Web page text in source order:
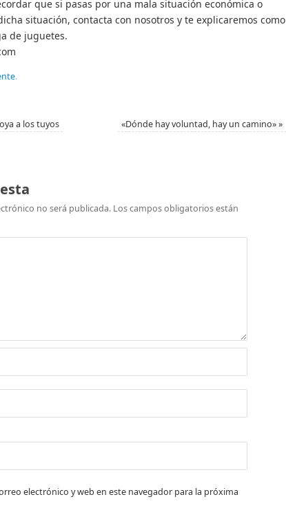
que si pasas por una mala situación económica o
situación, contacta con nosotros y te explicaremos como
de juguetes.
.
a los tuyos «Dónde hay voluntad, hay un camino»»
no será publicada. Los campos obligatorios están
electrónico y web en este navegador para la próxima